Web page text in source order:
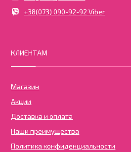
+38(073) 090-92-92 Viber
КЛИЕНТАМ
Магазин
Акции
Доставка и оплата
Наши преимущества
Политика конфиденциальности